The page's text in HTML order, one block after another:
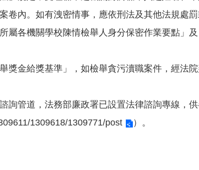
卷內。如有洩密情事，應依刑法及其他法規處罰
屬各機關學校陳情檢舉人身分保密作業要點」
獎金給獎基準」，如檢舉貪污瀆職案件，經法
詢管道，法務部廉政署已設置法律諮詢專線，供
1309618/1309771/post
）。